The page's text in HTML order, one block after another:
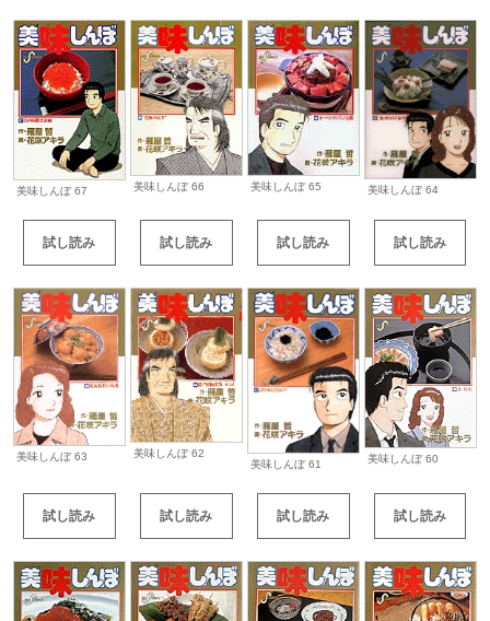
美味しんぼ 67
試し読み
美味しんぼ 66
試し読み
美味しんぼ 65
試し読み
美味しんぼ 64
試し読み
美味しんぼ 63
試し読み
美味しんぼ 62
試し読み
美味しんぼ 61
試し読み
美味しんぼ 60
試し読み